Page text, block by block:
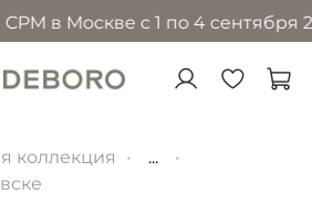
с 1 по 4 сентября 2026
коллекция
...